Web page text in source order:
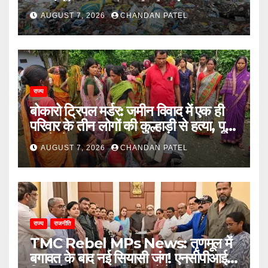
छात्राएं, प्रशासन से कार्रवाई की मांग
AUGUST 7, 2026 CHANDAN PATEL
राज्य
बोकारो ट्रिपल मर्डर: जमीन विवाद में एक ही
परिवार के तीन लोगों की कुल्हाड़ी से हत्या, पूरे
इलाके में दहशत
AUGUST 7, 2026 CHANDAN PATEL
राज्य राजनीति
TMC Rebel MPs News: तृणमूल में
बगावत के बाद नई सियासी जंग! एनसीपीआई में